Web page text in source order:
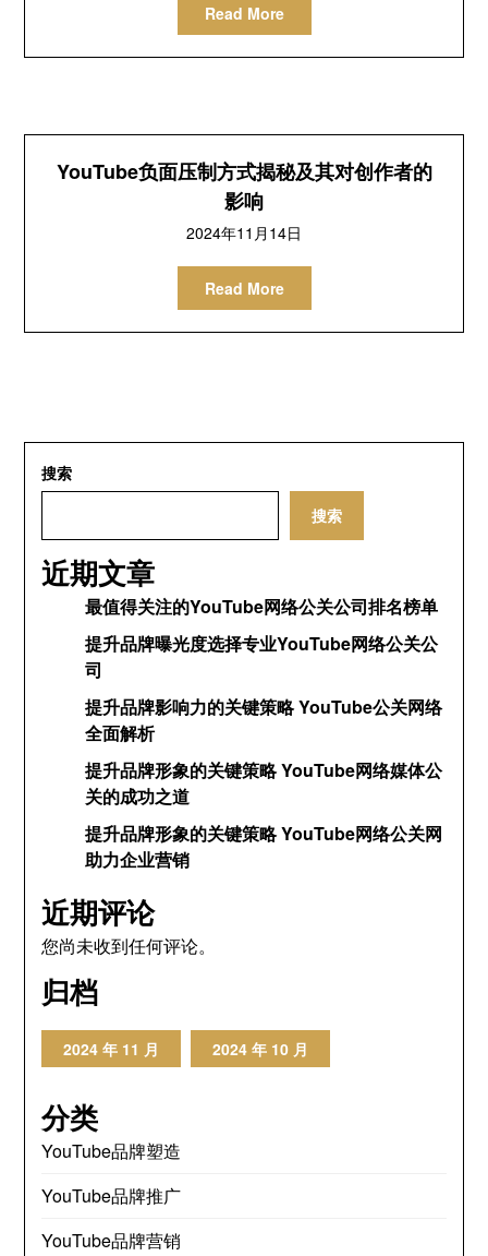
Read More
YouTube负面压制方式揭秘及其对创作者的
影响
2024年11月14日
Read More
搜索
搜索
近期文章
最值得关注的YouTube网络公关公司排名榜单
提升品牌曝光度选择专业YouTube网络公关公
司
提升品牌影响力的关键策略 YouTube公关网络
全面解析
提升品牌形象的关键策略 YouTube网络媒体公
关的成功之道
提升品牌形象的关键策略 YouTube网络公关网
助力企业营销
近期评论
您尚未收到任何评论。
归档
2024 年 11 月 2024 年 10 月
分类
YouTube品牌塑造
YouTube品牌推广
YouTube品牌营销